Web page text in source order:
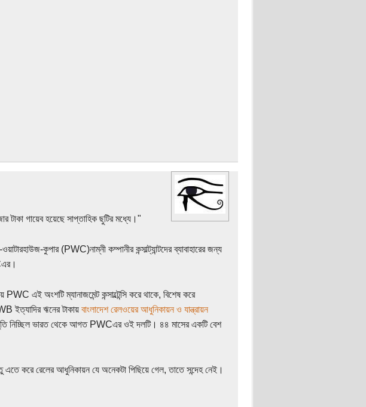
টাকা গায়েব হয়েছে সাপ্তাহিক ছুটির মধ্যে।"
কুপার (PWC)নাম্নী কম্পানীর কন্সাল্ট্যান্টদের ব্যাবাহারের জন্য
এই অংশটি ম্যানাজমেন্ট কন্সাল্টেন্সি করে থাকে, বিশেষ করে
ইত্যাদির ঋনের টাকায় বাংলাদেশ রেলওয়ের আধুনিকায়ন ও যান্ত্রায়ন
নিচ্ছিল ভারত থেকে আগত PWCএর ওই দলটি। ৪৪ মাসের একটি বেশ
করে রেলের আধুনিকায়ন যে অনেকটা পিছিয়ে গেল, তাতে সন্দেহ নেই।